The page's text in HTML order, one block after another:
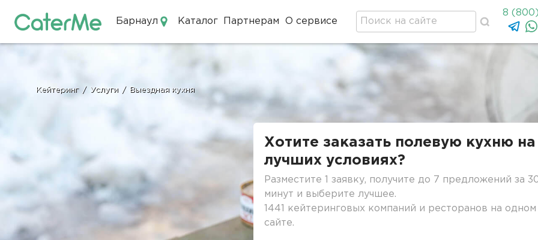
Барнаул Каталог Партнерам О сервисе
8
Строка
Кейтеринг / Услуги / Выездная кухня
Хотите заказать полевую кухню на
лучших условиях?
Разместите 1 заявку, получите до 7 предложений за
минут и выберите лучшее.
1441 кейтеринговых компаний и ресторанов на одном
сайте.